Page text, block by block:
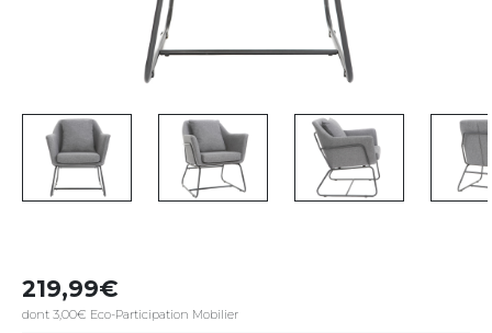
219,99
dont 3,00€ Eco-Participation Mobilier